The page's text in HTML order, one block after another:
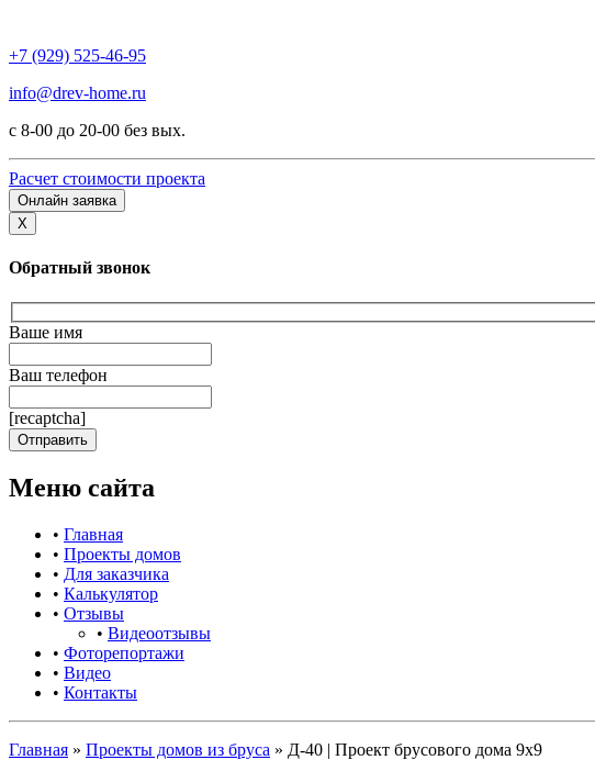
+7 (929) 525-46-95
info@drev-home.ru
с 8-00 до 20-00 без вых.
Расчет стоимости проекта
Онлайн заявка
X
Обратный звонок
Ваше имя
Ваш телефон
[recaptcha]
Меню сайта
• Главная
• Проекты домов
• Для заказчика
• Калькулятор
• Отзывы
• Видеоотзывы
• Фоторепортажи
• Видео
• Контакты
Главная » Проекты домов из бруса » Д-40 | Проект брусового дома 9х9